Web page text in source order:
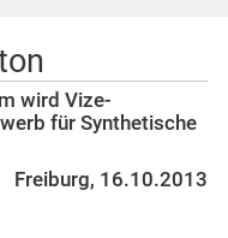
wird Vize-
für Synthetische
Freiburg, 16.10.2013